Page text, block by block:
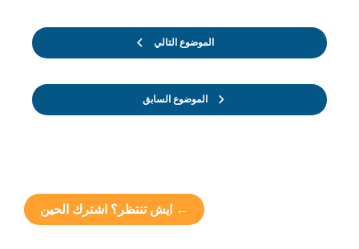
الموضوع السابق
الموضوع التالي
← ايش تنتظر؟ اشترك الحين